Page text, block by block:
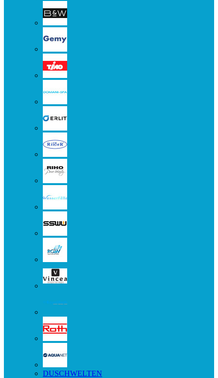
DUSCHWELTEN